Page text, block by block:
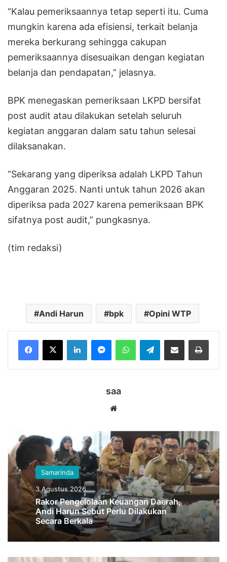
“Kalau pemeriksaannya tetap seperti itu. Cuma
mungkin karena ada efisiensi, terkait belanja
mereka berkurang sehingga cakupan
pemeriksaannya disesuaikan dengan kegiatan
belanja dan pendapatan,” jelasnya.
BPK menegaskan pemeriksaan LKPD bersifat
post audit atau dilakukan setelah seluruh
kegiatan anggaran dalam satu tahun selesai
dilaksanakan.
“Sekarang yang diperiksa adalah LKPD Tahun
Anggaran 2025. Nanti untuk tahun 2026 akan
diperiksa pada 2027 karena pemeriksaan BPK
sifatnya post audit,” pungkasnya.
(tim redaksi)
Andi Harun bpk Opini WTP
LinkedInMessengerWhatsAppTelegramBagikan melalui Email Cetak
saa
Samarinda
3 Agustus 2026
Rakor Pengelolaan Keuangan Daerah,
Andi Harun Sebut Perlu Dilakukan
Secara Berkala